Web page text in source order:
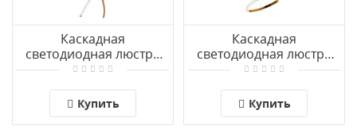
Каскадная
светодиодная люстра
Arte Lamp EUPHORIA
Купить
Каскадная
светодиодная люстра
Arte Lamp ARCANE
Купить